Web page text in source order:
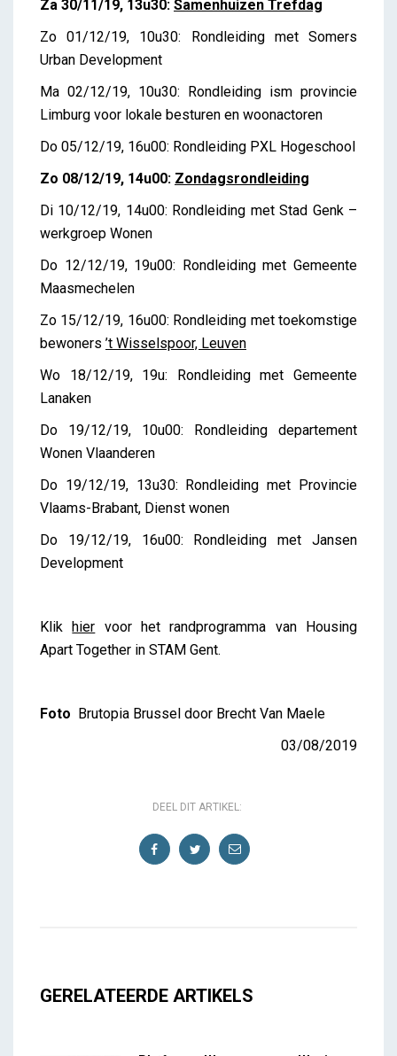
Za 30/11/19, 13u30: Samenhuizen Trefdag
Zo 01/12/19, 10u30: Rondleiding met Somers
Urban Development
Ma 02/12/19, 10u30: Rondleiding ism provincie
Limburg voor lokale besturen en woonactoren
Do 05/12/19, 16u00: Rondleiding PXL Hogeschool
Zo 08/12/19, 14u00: Zondagsrondleiding
Di 10/12/19, 14u00: Rondleiding met Stad Genk –
werkgroep Wonen
Do 12/12/19, 19u00: Rondleiding met Gemeente
Maasmechelen
Zo 15/12/19, 16u00: Rondleiding met toekomstige
bewoners ’t Wisselspoor, Leuven
Wo 18/12/19, 19u: Rondleiding met Gemeente
Lanaken
Do 19/12/19, 10u00: Rondleiding departement
Wonen Vlaanderen
Do 19/12/19, 13u30: Rondleiding met Provincie
Vlaams-Brabant, Dienst wonen
Do 19/12/19, 16u00: Rondleiding met Jansen
Development
Klikhier voor het randprogramma van Housing
Apart Together in STAM Gent.
Foto Brutopia Brussel door Brecht Van Maele
03/08/2019
DEEL DIT ARTIKEL:
GERELATEERDE ARTIKELS